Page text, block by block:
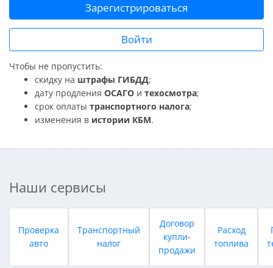
Зарегистрироваться
Войти
Чтобы не пропустить:
скидку на штрафы ГИБДД;
дату продления ОСАГО и техосмотра;
срок оплаты транспортного налога;
изменения в истории КБМ.
Наши сервисы
Проверка
авто
Транспортный
налог
Договор
купли-
продажи
Расход
топлива